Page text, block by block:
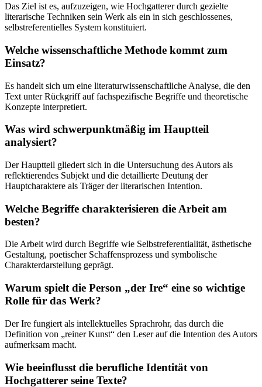
Das Ziel ist es, aufzuzeigen, wie Hochgatterer durch gezielte
literarische Techniken sein Werk als ein in sich geschlossenes,
selbstreferentielles System konstituiert.
Welche wissenschaftliche Methode kommt zum
Einsatz?
Es handelt sich um eine literaturwissenschaftliche Analyse, die den
Text unter Rückgriff auf fachspezifische Begriffe und theoretische
Konzepte interpretiert.
Was wird schwerpunktmäßig im Hauptteil
analysiert?
Der Hauptteil gliedert sich in die Untersuchung des Autors als
reflektierendes Subjekt und die detaillierte Deutung der
Hauptcharaktere als Träger der literarischen Intention.
Welche Begriffe charakterisieren die Arbeit am
besten?
Die Arbeit wird durch Begriffe wie Selbstreferentialität, ästhetische
Gestaltung, poetischer Schaffensprozess und symbolische
Charakterdarstellung geprägt.
Warum spielt die Person „der Ire“ eine so wichtige
Rolle für das Werk?
Der Ire fungiert als intellektuelles Sprachrohr, das durch die
Definition von „reiner Kunst“ den Leser auf die Intention des Autors
aufmerksam macht.
Wie beeinflusst die berufliche Identität von
Hochgatterer seine Texte?